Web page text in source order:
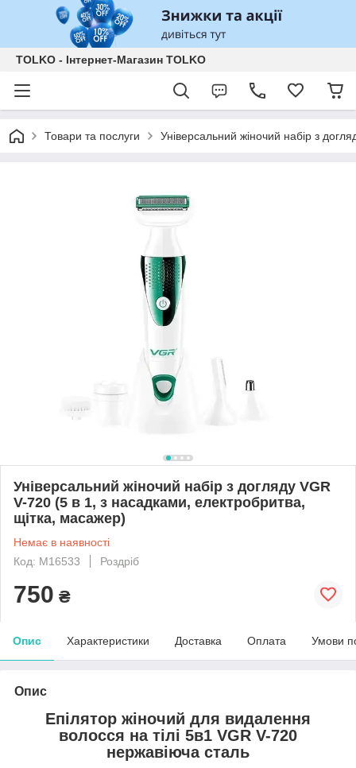
TOLKO - Інтернет-Магазин TOLKO
Товари та послуги Універсальний жіночий набір з
Універсальний жіночий набір з догляду VGR
V-720 (5 в 1, з насадками, електробритва,
щітка, масажер)
Немає в наявності
Код: M16533
Роздріб
750 ₴
Опис Характеристики Доставка Оплата Умови
Опис
Епілятор жіночий для видалення
волосся на тілі 5в1 VGR V-720
нержавіюча сталь